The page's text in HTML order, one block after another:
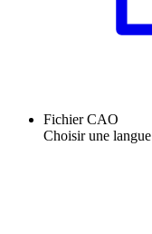
Fichier CAO
Choisir une langue